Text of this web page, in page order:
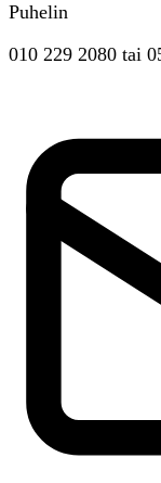
Puhelin
010 229 2080 tai